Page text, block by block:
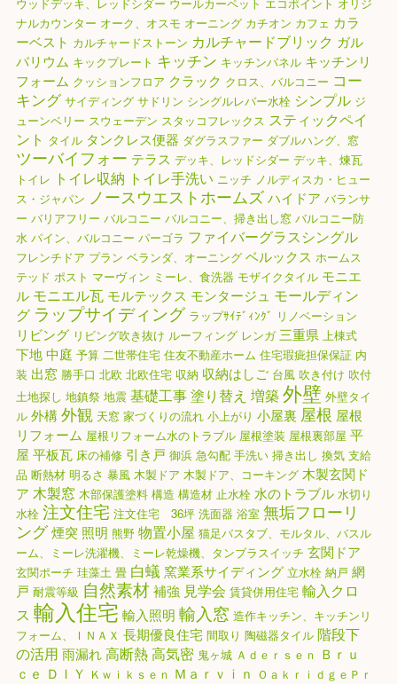
ナルカウンター オーク、オスモ オーニング カチオン カフェ カラ
ーベスト カルチャードストーン カルチャードブリック ガル
バリウム キックプレート キッチン キッチンパネル キッチンリ
フォーム クッションフロア クラック クロス、バルコニー コー
キング サイディング サドリン シングルレバー水栓 シンプル ジ
ューンベリー スウェーデン スタッコフレックス スティックペイ
ント タイル タンクレス便器 ダグラスファー ダブルハング、窓
ツーバイフォー テラス デッキ、レッドシダー デッキ、煉瓦
トイレ トイレ収納 トイレ手洗い ニッチ ノルディスカ・ヒュー
ス・ジャパン ノースウエストホームズハイドア バランサ
ー バリアフリー バルコニー バルコニー、掃き出し窓 バルコニー防
水 パイン、バルコニー パーゴラ ファイバーグラスシングル
フレンチドア プラン ベランダ、オーニング ベルックス ホームス
テッド ポスト マーヴィン ミーレ、食洗器 モザイクタイル モニエ
ル モニエル瓦 モルテックス モンタージュ モールディン
グ ラップサイディング ラップｻｲﾃﾞｨﾝｸﾞ リノベーション
リビング リビング吹き抜け ルーフィング レンガ 三重県 上棟式
下地中庭 予算 二世帯住宅 住友不動産ホーム 住宅瑕疵担保保証 内
装 出窓 勝手口 北欧 北欧住宅 収納 収納はしご 台風 吹き付け 吹付
土地探し 地鎮祭 地震 基礎工事塗り替え 増築外壁 外壁タイ
ル 外構外観 天窓 家づくりの流れ 小上がり 小屋裏 屋根 屋根
リフォーム 屋根リフォーム水のトラブル 屋根塗装 屋根裏部屋 平
屋 平板瓦 床の補修 引き戸 御浜 急勾配 手洗い 掃き出し 換気 支給
品 断熱材 明るさ 暴風 木製ドア 木製ドア、コーキング 木製玄関ド
ア 木製窓 木部保護塗料 構造 構造材 止水栓 水のトラブル 水切り
水栓 注文住宅 注文住宅 36坪 洗面器 浴室 無垢フローリ
ング煙突 照明 熊野 物置小屋 猫足バスタブ、モルタル、バスル
ーム、ミーレ洗濯機、ミーレ乾燥機、タンブラスイッチ 玄関ドア
玄関ポーチ 珪藻土 畳 白蟻 窯業系サイディング 立水栓 納戸 網
戸 耐震等級 自然素材補強 見学会 賃貸併用住宅 輸入クロ
ス 輸入住宅 輸入照明 輸入窓 造作キッチン、キッチンリ
フォーム、ＩＮＡＸ 長期優良住宅 間取り 陶磁器タイル 階段下
の活用 雨漏れ高断熱高気密 鬼ヶ城 Ａｄｅｒｓｅｎ Ｂｒｕ
ｃｅ ＤＩＹ Ｋｗｉｋｓｅｎ Ｍａｒｖｉｎ ＯａｋｒｉｄｇｅＰｒ